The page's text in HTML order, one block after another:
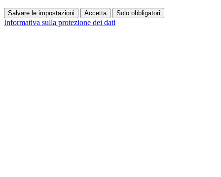
Salvare le impostazioni Accetta Solo obbligatori
Informativa sulla protezione dei dati